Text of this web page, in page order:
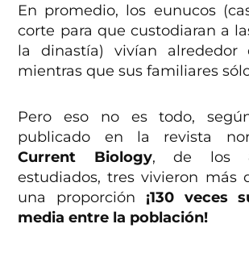
En promedio, los eunucos
corte para que custodiaran a
la dinastía) vivían alrededor
mientras que sus familiares
Pero eso no es todo,
publicado en la revista
Current Biology, de los
estudiados, tres vivieron más
una proporción ¡130 veces
media entre la población!